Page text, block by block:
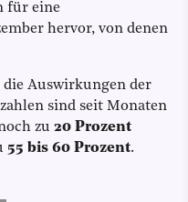
für eine
hervor, von denen
die Auswirkungen der
sind seit Monaten
zu 20 Prozent
55 bis 60 Prozent.